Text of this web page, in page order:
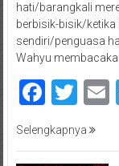
hati/barangkali
berbisik-bisik/
sendiri/penguasa
Wahyu
Selengkapnya